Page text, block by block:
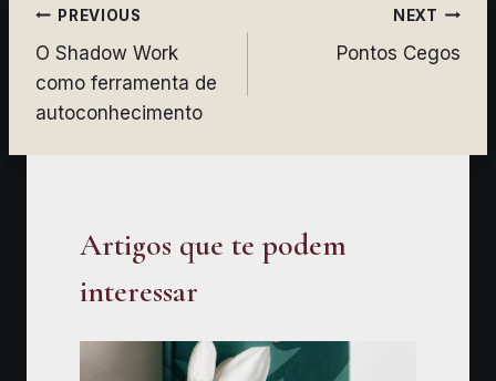
Navegação
de
artigos
PREVIOUS
O Shadow Work
como ferramenta de
autoconhecimento
NEXT
Pontos Cegos
Artigos que te podem
interessar